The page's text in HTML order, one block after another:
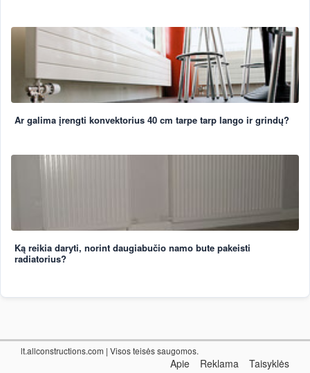
Ar galima įrengti konvektorius 40 cm tarpe tarp lango ir grindų?
Ką reikia daryti, norint daugiabučio namo bute pakeisti
radiatorius?
lt.allconstructions.com | Visos teisės saugomos.
Apie Reklama Taisyklės